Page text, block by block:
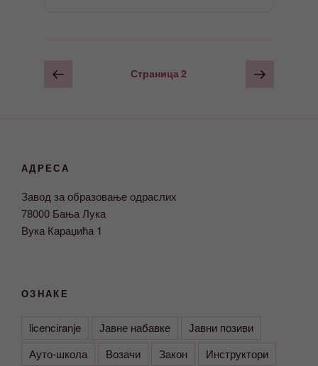
Пагинација
ПретходнаСтраница2
АДРЕСА
Завод за образовање одраслих
78000 Бања Лука
Вука Караџића 1
ОЗНАКЕ
licenciranje Јавне набавке
Јавни позиви
Ауто-школа
Возачи Закон
Инструктори